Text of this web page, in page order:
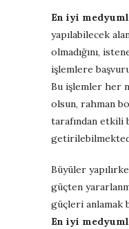
En iyi
yapılabilecek
olmadığını,
işlemlere
Bu işlemler her
olsun, rahman
tarafından etkili
Büyüler
güçten
güçleri anlamak
En iyi